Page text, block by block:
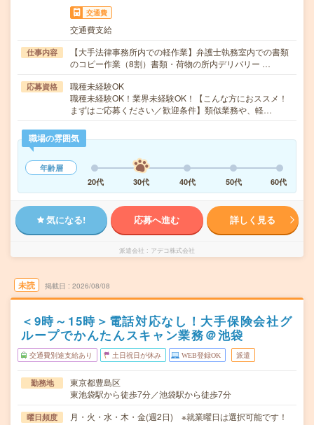
交通費
交通費支給
仕事内容
【大手法律事務所内での軽作業】弁護士執務室内での書類
のコピー作業（8割）書類・荷物の所内デリバリー …
応募資格
職種未経験OK
職種未経験OK！業界未経験OK！【こんな方におススメ！
まずはご応募ください／歓迎条件】類似業務や、軽…
職場の雰囲気
年齢層
20代
30代 40代 50代 60代
気になる! 応募へ進む 詳しく見る
派遣会社 アデコ株式会社
未読 掲載日 2026/08/08
＜9時～15時＞電話対応なし！大手保険会社グ
ループでかんたんスキャン業務＠池袋
交通費別途支給あり 土日祝日が休み WEB登録OK 派遣
勤務地
東京都豊島区
東池袋駅から徒歩7分／池袋駅から徒歩7分
曜日頻度 月・火・水・木・金(週2日) ※就業曜日は選択可能です！